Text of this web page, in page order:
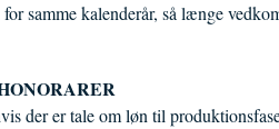
samme kalenderår, så længe
der er tale om løn til